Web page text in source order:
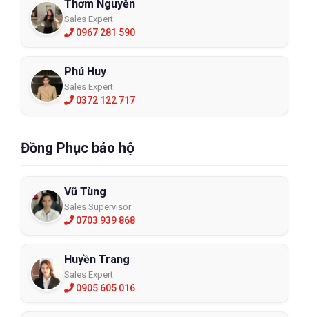
thường nói tiền nào của nấy để phản ánh chất lượng tỉ lệ thuận
cùng giá tiền. Tất nhiên cũng còn phải phụ thuộc vào môi
trường và thời gian làm việc để đưa ra quyết định. Nếu môi
thường xuyên làm việc cũng như thời gian làm việc ngắn thì có
thể lựa chọn giải pháp không chắc chắn và chất lượng nhưng
giá thành rẻ.
làm việc thì chúng tôi thât sự khuyên bạn nên ưu tiên chất lượng
hơn cả và tìm loại sản phẩm phù hợp với kinh tế của bản thân.
Vậy nên, không phải tất cả các loại phin lọc phòng chống độc
đều có tác dụng giống nhau. Nên tìm hiểu kỹ và chọn lựa loại
vệ tối đa của nó nhé.
Thơm Nguyễn
Sales Expert
0967 281 590
Phú Huy
Sales Expert
0372 122 717
Đồng Phục bảo hộ
Vũ Tùng
Sales Supervisor
0703 939 868
Huyền Trang
Sales Expert
0905 605 016